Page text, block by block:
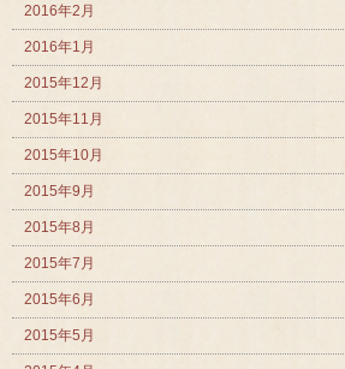
2016年2月
2016年1月
2015年12月
2015年11月
2015年10月
2015年9月
2015年8月
2015年7月
2015年6月
2015年5月